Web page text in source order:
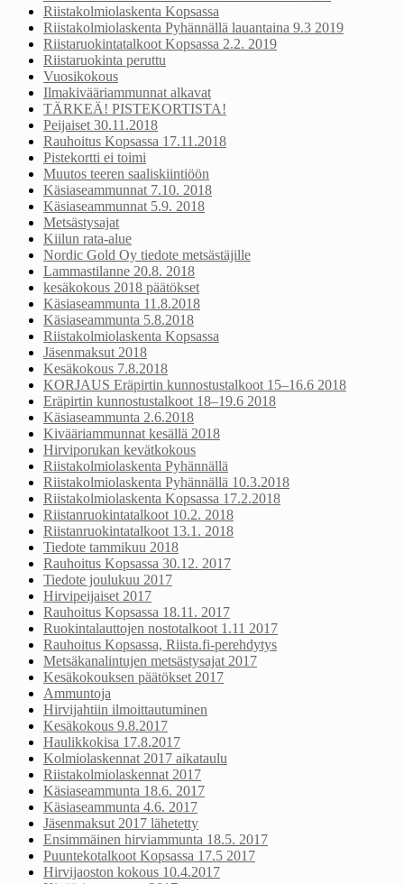
Riistakolmiolaskenta Kopsassa
Riistakolmiolaskenta Pyhännällä lauantaina 9.3 2019
Riistaruokintatalkoot Kopsassa 2.2. 2019
Riistaruokinta peruttu
Vuosikokous
Ilmakivääriammunnat alkavat
TÄRKEÄ! PISTEKORTISTA!
Peijaiset 30.11.2018
Rauhoitus Kopsassa 17.11.2018
Pistekortti ei toimi
Muutos teeren saaliskiintiöön
Käsiaseammunnat 7.10. 2018
Käsiaseammunnat 5.9. 2018
Metsästysajat
Kiilun rata-alue
Nordic Gold Oy tiedote metsästäjille
Lammastilanne 20.8. 2018
kesäkokous 2018 päätökset
Käsiaseammunta 11.8.2018
Käsiaseammunta 5.8.2018
Riistakolmiolaskenta Kopsassa
Jäsenmaksut 2018
Kesäkokous 7.8.2018
KORJAUS Eräpirtin kunnostustalkoot 15–16.6 2018
Eräpirtin kunnostustalkoot 18–19.6 2018
Käsiaseammunta 2.6.2018
Kivääriammunnat kesällä 2018
Hirviporukan kevätkokous
Riistakolmiolaskenta Pyhännällä
Riistakolmiolaskenta Pyhännällä 10.3.2018
Riistakolmiolaskenta Kopsassa 17.2.2018
Riistanruokintatalkoot 10.2. 2018
Riistanruokintatalkoot 13.1. 2018
Tiedote tammikuu 2018
Rauhoitus Kopsassa 30.12. 2017
Tiedote joulukuu 2017
Hirvipeijaiset 2017
Rauhoitus Kopsassa 18.11. 2017
Ruokintalauttojen nostotalkoot 1.11 2017
Rauhoitus Kopsassa, Riista.fi-perehdytys
Metsäkanalintujen metsästysajat 2017
Kesäkokouksen päätökset 2017
Ammuntoja
Hirvijahtiin ilmoittautuminen
Kesäkokous 9.8.2017
Haulikkokisa 17.8.2017
Kolmiolaskennat 2017 aikataulu
Riistakolmiolaskennat 2017
Käsiaseammunta 18.6. 2017
Käsiaseammunta 4.6. 2017
Jäsenmaksut 2017 lähetetty
Ensimmäinen hirviammunta 18.5. 2017
Puuntekotalkoot Kopsassa 17.5 2017
Hirvijaoston kokous 10.4.2017